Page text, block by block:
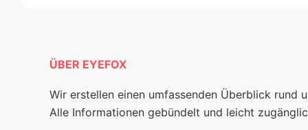
ÜBER EYEFOX
Wir erstellen einen umfassenden Überblick rund
Alle Informationen gebündelt und leicht